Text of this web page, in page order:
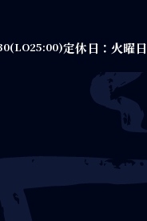
定休日：火曜日